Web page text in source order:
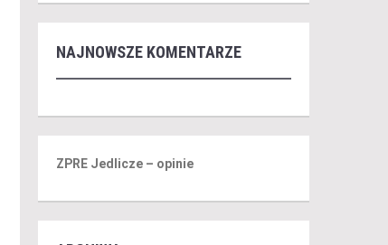
NAJNOWSZE KOMENTARZE
ZPRE Jedlicze – opinie